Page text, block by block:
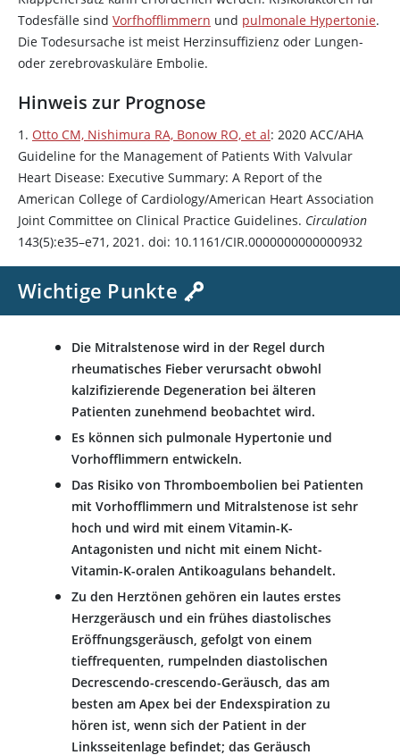
Todesfälle sind Vorfhofflimmern und pulmonale Hypertonie.
Die Todesursache ist meist Herzinsuffizienz oder Lungen-
oder zerebrovaskuläre Embolie.
Hinweis zur Prognose
1. Otto CM, Nishimura RA, Bonow RO, et al: 2020 ACC/AHA
Guideline for the Management of Patients With Valvular
Heart Disease: Executive Summary: A Report of the
American College of Cardiology/American Heart Association
Joint Committee on Clinical Practice Guidelines. Circulation
143(5):e35–e71, 2021. doi: 10.1161/CIR.0000000000000932
Wichtige Punkte
Die Mitralstenose wird in der Regel durch
rheumatisches Fieber verursacht obwohl
kalzifizierende Degeneration bei älteren
Patienten zunehmend beobachtet wird.
Es können sich pulmonale Hypertonie und
Vorhofflimmern entwickeln.
Das Risiko von Thromboembolien bei Patienten
mit Vorhofflimmern und Mitralstenose ist sehr
hoch und wird mit einem Vitamin-K-
Antagonisten und nicht mit einem Nicht-
Vitamin-K-oralen Antikoagulans behandelt.
Zu den Herztönen gehören ein lautes erstes
Herzgeräusch und ein frühes diastolisches
Eröffnungsgeräusch, gefolgt von einem
tieffrequenten, rumpelnden diastolischen
Decrescendo-crescendo-Geräusch, das am
besten am Apex bei der Endexspiration zu
hören ist, wenn sich der Patient in der
Linksseitenlage befindet; das Geräusch